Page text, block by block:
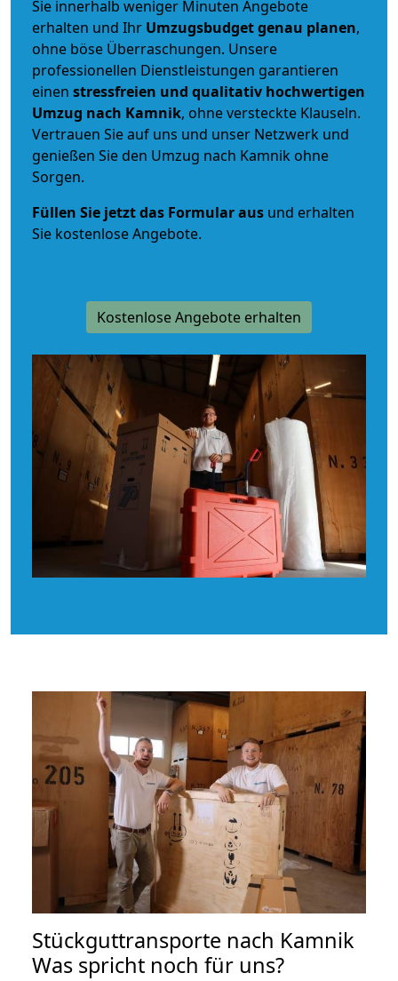
Sie innerhalb weniger Minuten Angebote
erhalten und Ihr Umzugsbudgetgenau planen,
ohne böse Überraschungen. Unsere
professionellen Dienstleistungen garantieren
einen stressfreien und qualitativ hochwertigen
Umzug nach Kamnik, ohne versteckte Klauseln.
Vertrauen Sie auf uns und unser Netzwerk und
genießen Sie den Umzug nach Kamnik ohne
Sorgen.
Füllen Sie jetzt das Formular aus und erhalten
Sie kostenlose Angebote.
Kostenlose Angebote erhalten
Stückguttransporte nach Kamnik
Was spricht noch für uns?